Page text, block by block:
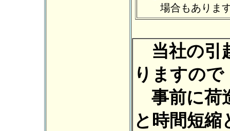
場合もありま
当社の引
りますので
事前に荷
と時間短縮